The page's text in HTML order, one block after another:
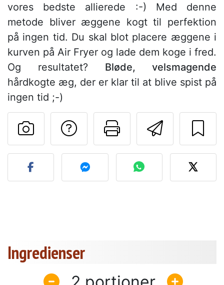
vores bedste allierede :-) Med denne
metode bliver æggene kogt til perfektion
på ingen tid. Du skal blot placere æggene i
kurven på Air Fryer og lade dem koge i fred.
Og resultatet? Bløde, velsmagende
hårdkogte æg, der er klar til at blive spist på
ingen tid ;-)
Send
Udskriv
Stil et spørgsmål
Send dit billede af denne
Ingredienser